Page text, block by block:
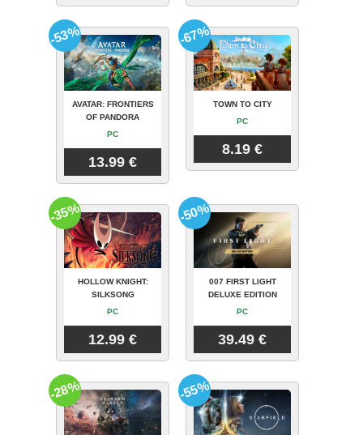
AVATAR: FRONTIERS
OF PANDORA
PC
13.99 €
-53%
TOWN TO CITY
PC
8.19 €
-67%
HOLLOW KNIGHT:
SILKSONG
PC
12.99 €
-35%
007 FIRST LIGHT
DELUXE EDITION
PC
39.49 €
-50%
-28% -55%